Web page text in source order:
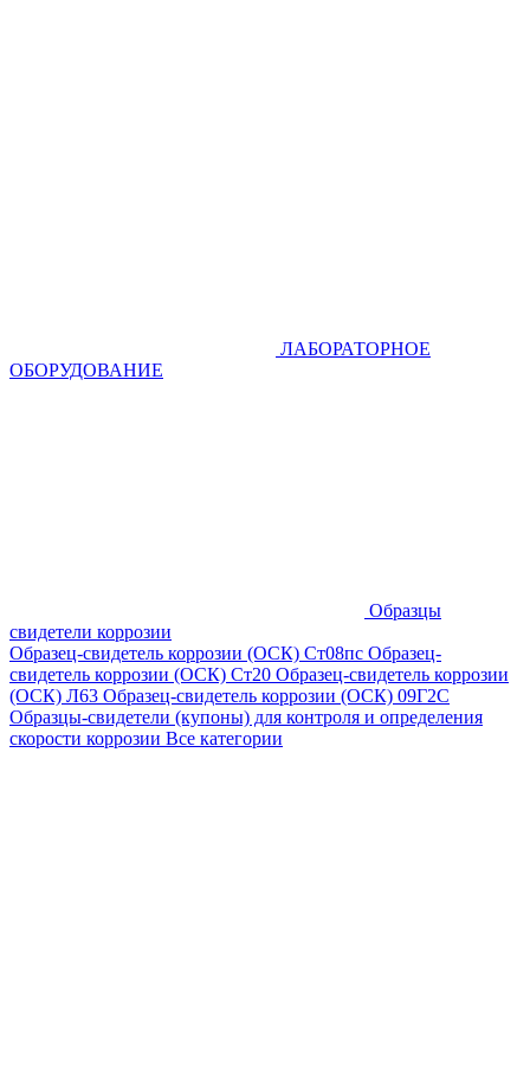
ЛАБОРАТОРНОЕ
ОБОРУДОВАНИЕ
Образцы
свидетели коррозии
Образец-свидетель коррозии (ОСК) Ст08пс Образец-
свидетель коррозии (ОСК) Ст20 Образец-свидетель коррозии
(ОСК) Л63 Образец-свидетель коррозии (ОСК) 09Г2С
Образцы-свидетели (купоны) для контроля и определения
скорости коррозии Все категории